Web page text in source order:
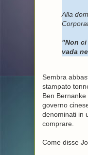
Alla
"Non ci
vada
Sembra
stampato
Ben
governo
denominati in
comprare.
Come disse